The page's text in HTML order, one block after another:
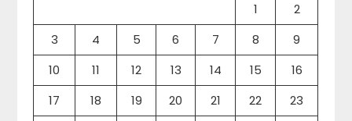
1
2
3
4 5 6 7 8
9
10
11 12 13 14 15
16
17
18 19 20 21 22
23